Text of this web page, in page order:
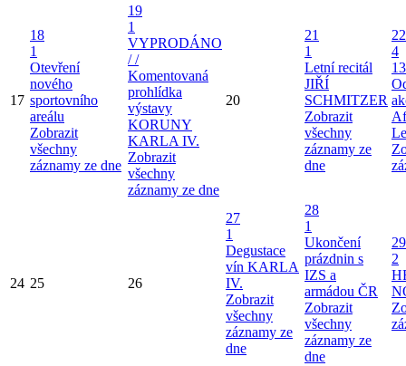
17
18
1
Otevření
nového
sportovního
areálu
Zobrazit
všechny
záznamy ze dne
19
1
VYPRODÁNO
/ /
Komentovaná
prohlídka
výstavy
KORUNY
KARLA IV.
Zobrazit
všechny
záznamy ze dne
20
21
1
Letní recitál
JIŘÍ
SCHMITZER
Zobrazit
všechny
záznamy ze
dne
22
4
24 25 26
27
1
Degustace
vín KARLA
IV.
Zobrazit
všechny
záznamy ze
dne
28
1
Ukončení
prázdnin s
IZS a
armádou ČR
Zobrazit
všechny
záznamy ze
dne
29
2